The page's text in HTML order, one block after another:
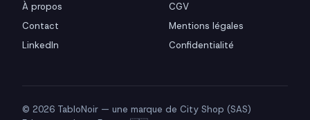
À propos
Contact
LinkedIn
CGV
Mentions légales
Confidentialité
© 2026 TabloNoir — une marque de City Shop (SAS)